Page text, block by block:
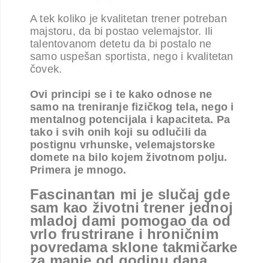
A tek koliko je kvalitetan trener potreban
majstoru, da bi postao velemajstor. Ili
talentovanom detetu da bi postalo ne
samo uspešan sportista, nego i kvalitetan
čovek.
Ovi principi se i te kako odnose ne
samo na treniranje fizičkog tela, nego i
mentalnog potencijala i kapaciteta. Pa
tako i svih onih koji su odlučili da
postignu vrhunske, velemajstorske
domete na bilo kojem životnom polju.
Primera je mnogo.
Fascinantan mi je slučaj gde
sam kao životni trener jednoj
mladoj dami pomogao da od
vrlo frustrirane i hroničnim
povredama sklone takmičarke